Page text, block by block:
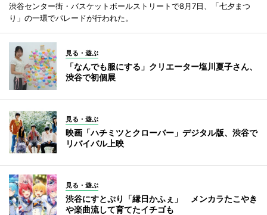
渋谷センター街・バスケットボールストリートで8月7日、「七夕まつ
り」の一環でパレードが行われた。
見る・遊ぶ
「なんでも服にする」クリエーター塩川夏子さん、
渋谷で初個展
見る・遊ぶ
映画「ハチミツとクローバー」デジタル版、渋谷で
リバイバル上映
見る・遊ぶ
渋谷にすとぷり「縁日かふぇ」 メンカラたこやき
や楽曲流して育てたイチゴも